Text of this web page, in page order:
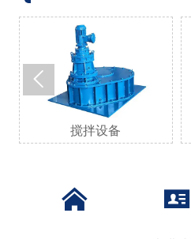
搅拌设备

 